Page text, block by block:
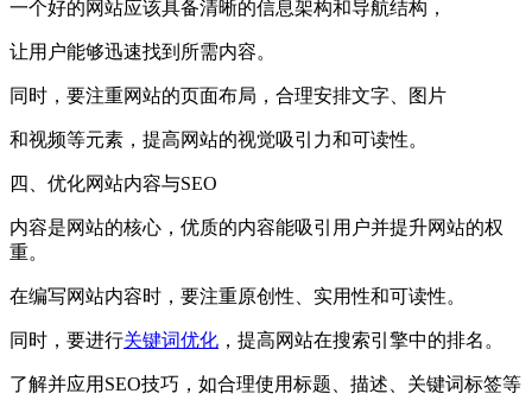
一个好的网站应该具备清晰的信息架构和导航结构，
让用户能够迅速找到所需内容。
同时，要注重网站的页面布局，合理安排文字、图片
和视频等元素，提高网站的视觉吸引力和可读性。
四、优化网站内容与SEO
内容是网站的核心，优质的内容能吸引用户并提升网站的权
重。
在编写网站内容时，要注重原创性、实用性和可读性。
同时，要进行关键词优化 ，提高网站在搜索引擎中的排名。
了解并应用SEO技巧，如合理使用标题、描述、关键词标签等